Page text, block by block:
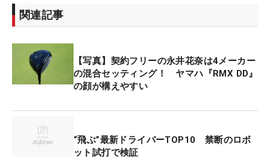
関連記事
【写真】契約フリーの永井花奈は4メーカー
の混合セッティング！ ヤマハ『RMX DD』
の顔が構えやすい
“飛ぶ”最新ドライバーTOP10 禁断のロボ
ット試打で検証